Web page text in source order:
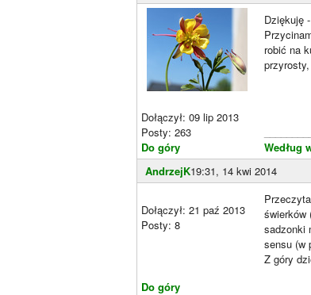
Dołączył: 09 lip 2013
Posty: 263
Do góry
Dziękuję
robić na
Według
AndrzejK19:31, 14 kwi 2014
Dołączył: 21 paź 2013
Posty: 8
Do góry
świerków
sadzonki
sensu (w
Z góry